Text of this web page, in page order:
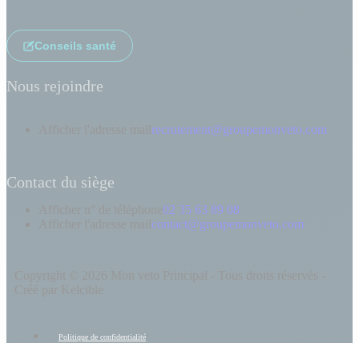
Conseils santé
Nous rejoindre
recrutement@groupemonveto.com
Contact du siège
02 35 63 89 08
contact@groupemonveto.com
Copyright © 2026 Mon veto Principal - Tous droits réservés -
Politique de confidentialité